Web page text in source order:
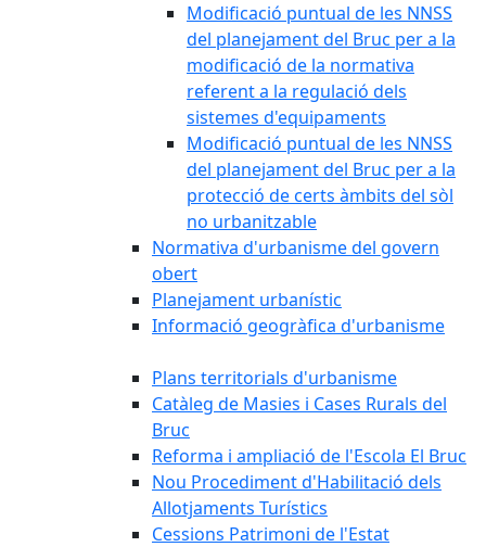
Modificació puntual de les NNSS
del planejament del Bruc per a la
modificació de la normativa
referent a la regulació dels
sistemes d'equipaments
Modificació puntual de les NNSS
del planejament del Bruc per a la
protecció de certs àmbits del sòl
no urbanitzable
Normativa d'urbanisme del govern
obert
Planejament urbanístic
Informació geogràfica d'urbanisme
Plans territorials d'urbanisme
Catàleg de Masies i Cases Rurals del
Bruc
Reforma i ampliació de l'Escola El Bruc
Nou Procediment d'Habilitació dels
Allotjaments Turístics
Cessions Patrimoni de l'Estat